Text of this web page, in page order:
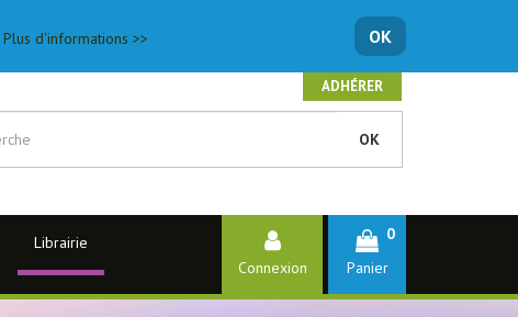
Plus d'informations >> OK
ADHÉRER
OK
Librairie
Connexion
0
Panier